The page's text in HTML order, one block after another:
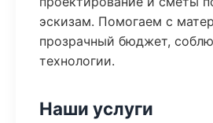
эскизам. Помогаем с
прозрачный бюджет,
технологии.
Наши услуги